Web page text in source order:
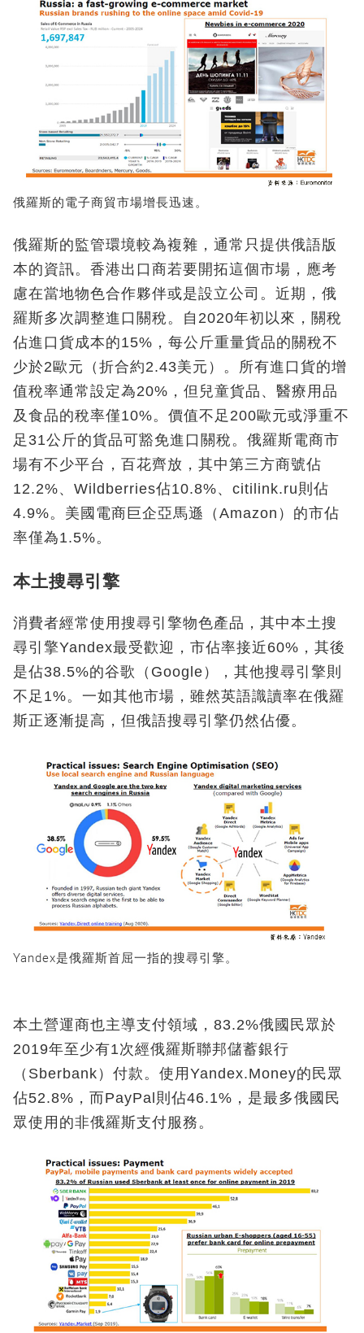
俄羅斯的電子商貿市場增長迅速。
俄羅斯的監管環境較為複雜，通常只提供俄語版
本的資訊。香港出口商若要開拓這個市場，應考
慮在當地物色合作夥伴或是設立公司。近期，俄
羅斯多次調整進口關稅。自2020年初以來，關稅
佔進口貨成本的15%，每公斤重量貨品的關稅不
少於2歐元（折合約2.43美元）。所有進口貨的增
值稅率通常設定為20%，但兒童貨品、醫療用品
及食品的稅率僅10%。價值不足200歐元或淨重不
足31公斤的貨品可豁免進口關稅。俄羅斯電商市
場有不少平台，百花齊放，其中第三方商號佔
12.2%、Wildberries佔10.8%、citilink.ru則佔
4.9%。美國電商巨企亞馬遜（Amazon）的市佔
率僅為1.5%。
本土搜尋引擎
消費者經常使用搜尋引擎物色產品，其中本土搜
尋引擎Yandex最受歡迎，市佔率接近60%，其後
是佔38.5%的谷歌（Google），其他搜尋引擎則
不足1%。一如其他市場，雖然英語識讀率在俄羅
斯正逐漸提高，但俄語搜尋引擎仍然佔優。
Yandex是俄羅斯首屈一指的搜尋引擎。
本土營運商也主導支付領域，83.2%俄國民眾於
2019年至少有1次經俄羅斯聯邦儲蓄銀行
（Sberbank）付款。使用Yandex.Money的民眾
佔52.8%，而PayPal則佔46.1%，是最多俄國民
眾使用的非俄羅斯支付服務。